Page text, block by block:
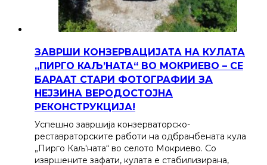
ЗАВРШИ КОНЗЕРВАЦИЈАТА НА КУЛАТА
„ПИРГО КАЉ’НАТА“ ВО МОКРИЕВО – СЕ
БАРААТ СТАРИ ФОТОГРАФИИ ЗА
НЕЈЗИНА ВЕРОДОСТОЈНА
РЕКОНСТРУКЦИЈА!
Успешно завршија конзерваторско-
реставраторските работи на одбранбената кула
„Пирго Каљ'ната“ во селото Мокриево. Со
извршените зафати, кулата е стабилизирана,